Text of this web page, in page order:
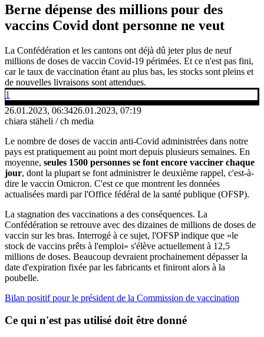
Berne dépense des millions pour des
vaccins Covid dont personne ne veut
La Confédération et les cantons ont déjà dû jeter plus de neuf
millions de doses de vaccin Covid-19 périmées. Et ce n'est pas fini,
car le taux de vaccination étant au plus bas, les stocks sont pleins et
de nouvelles livraisons sont attendues.
1
26.01.2023, 06:3426.01.2023, 07:19
chiara stäheli / ch media
Le nombre de doses de vaccin anti-Covid administrées dans notre
pays est pratiquement au point mort depuis plusieurs semaines. En
moyenne, seules 1500 personnes se font encore vacciner chaque
jour, dont la plupart se font administrer le deuxième rappel, c'est-à-
dire le vaccin Omicron. C'est ce que montrent les données
actualisées mardi par l'Office fédéral de la santé publique (OFSP).
La stagnation des vaccinations a des conséquences. La
Confédération se retrouve avec des dizaines de millions de doses de
vaccin sur les bras. Interrogé à ce sujet, l'OFSP indique que «le
stock de vaccins prêts à l'emploi» s'élève actuellement à 12,5
millions de doses. Beaucoup devraient prochainement dépasser la
date d'expiration fixée par les fabricants et finiront alors à la
poubelle.
Bilan positif pour le président de la Commission de vaccination
Ce qui n'est pas utilisé doit être donné